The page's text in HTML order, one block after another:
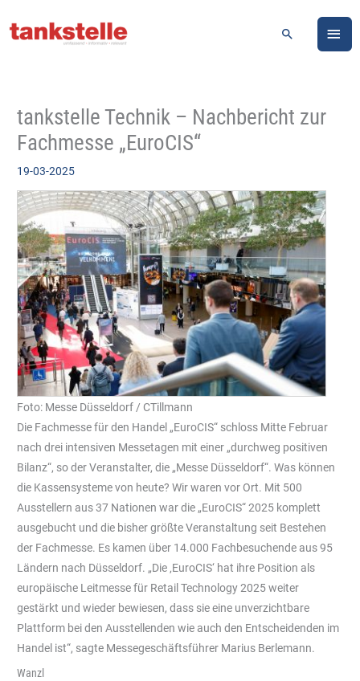
Inhalt
Suchen
tankstelle Technik – Nachbericht zur
Fachmesse „EuroCIS“
19-03-2025
Foto: Messe Düsseldorf / CTillmann
Die Fachmesse für den Handel „EuroCIS“ schloss Mitte Februar
nach drei intensiven Messetagen mit einer „durchweg positiven
Bilanz“, so der Veranstalter, die „Messe Düsseldorf“. Was können
die Kassensysteme von heute? Wir waren vor Ort. Mit 500
Ausstellern aus 37 Nationen war die „EuroCIS“ 2025 komplett
ausgebucht und die bisher größte Veranstaltung seit Bestehen
der Fachmesse. Es kamen über 14.000 Fachbesuchende aus 95
Ländern nach Düsseldorf. „Die ‚EuroCIS‘ hat ihre Position als
europäische Leitmesse für Retail Technology 2025 weiter
gestärkt und wieder bewiesen, dass sie eine unverzichtbare
Plattform bei den Ausstellenden wie auch den Entscheidenden im
Handel ist“, sagte Messegeschäftsführer Marius Berlemann.
Wanzl